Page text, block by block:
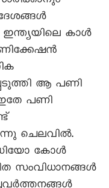
ഇന്ത്യയിലെ കാൾ
ആ പണി
പണി
ചെലവിൽ.
കോൾ
സംവിധാനങ്ങൾ